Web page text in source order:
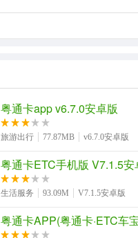
粤通卡app v6.7.0安卓版
旅游出行 77.87MB v6.7.0安卓版
粤通卡ETC手机版 V7.1.5安
生活服务 93.09M V7.1.5安卓版
粤通卡APP(粤通卡·ETC车